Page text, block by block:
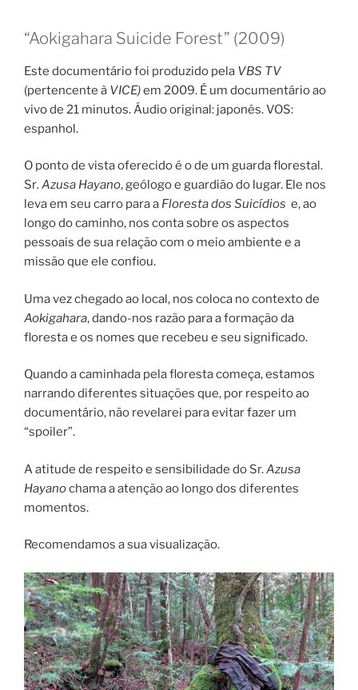
“Aokigahara Suicide Forest” (2009)
Este documentário foi produzido pela VBS TV
(pertencente à VICE)em 2009. É um documentário ao
vivo de 21 minutos. Áudio original: japonês. VOS:
espanhol.
O ponto de vista oferecido é o de um guarda florestal.
Sr. Azusa Hayano, geólogo e guardião do lugar. Ele nos
leva em seu carro para a Floresta dos Suicídios e, ao
longo do caminho, nos conta sobre os aspectos
pessoais de sua relação com o meio ambiente e a
missão que ele confiou.
Uma vez chegado ao local, nos coloca no contexto de
Aokigahara, dando-nos razão para a formação da
floresta e os nomes que recebeu e seu significado.
Quando a caminhada pela floresta começa, estamos
narrando diferentes situações que, por respeito ao
documentário, não revelarei para evitar fazer um
“spoiler”.
A atitude de respeito e sensibilidade do Sr.Azusa
Hayanochama a atenção ao longo dos diferentes
momentos.
Recomendamos a sua visualização.